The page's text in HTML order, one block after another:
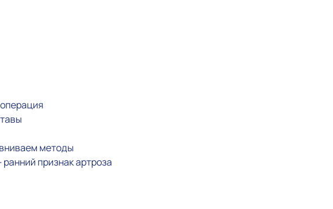
методы
признак артроза